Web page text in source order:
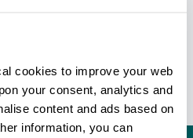
cookies to improve your web
your consent, analytics and
content and ads based on
information, you can